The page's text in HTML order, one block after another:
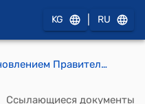
KG RU
Утверждены постановлением Правительства Кыргызской Республики от 16 августа 1993 года № 374 "Правила печатания несекретных изданий"
Ссылающиеся документы